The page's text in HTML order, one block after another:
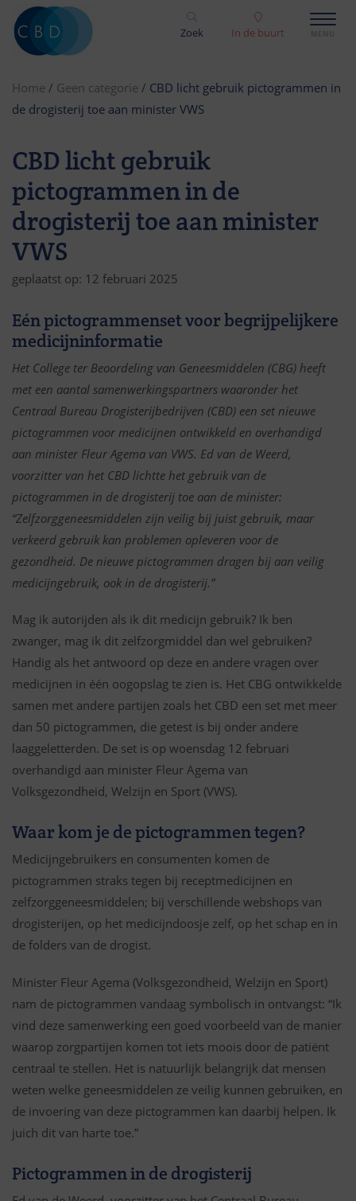
Zoek In de buurt
Home / Geen categorie / CBD licht gebruik pictogrammen in
de drogisterij toe aan minister VWS
CBD licht gebruik
pictogrammen in de
drogisterij toe aan minister
VWS
geplaatst op: 12 februari 2025
Eén pictogrammenset voor begrijpelijkere
medicijninformatie
Het College ter Beoordeling van Geneesmiddelen (CBG) heeft
met een aantal samenwerkingspartners waaronder het
Centraal Bureau Drogisterijbedrijven (CBD) een set nieuwe
pictogrammen voor medicijnen ontwikkeld en overhandigd
aan minister Fleur Agema van VWS. Ed van de Weerd,
voorzitter van het CBD lichtte het gebruik van de
pictogrammen in de drogisterij toe aan de minister:
“Zelfzorggeneesmiddelen zijn veilig bij juist gebruik, maar
verkeerd gebruik kan problemen opleveren voor de
gezondheid. De nieuwe pictogrammen dragen bij aan veilig
medicijngebruik, ook in de drogisterij.”
Mag ik autorijden als ik dit medicijn gebruik? Ik ben
zwanger, mag ik dit zelfzorgmiddel dan wel gebruiken?
Handig als het antwoord op deze en andere vragen over
medicijnen in één oogopslag te zien is. Het CBG ontwikkelde
samen met andere partijen zoals het CBD een set met meer
dan 50 pictogrammen, die getest is bij onder andere
laaggeletterden. De set is op woensdag 12 februari
overhandigd aan minister Fleur Agema van
Volksgezondheid, Welzijn en Sport (VWS).
Waar kom je de pictogrammen tegen?
Medicijngebruikers en consumenten komen de
pictogrammen straks tegen bij receptmedicijnen en
zelfzorggeneesmiddelen; bij verschillende webshops van
drogisterijen, op het medicijndoosje zelf, op het schap en in
de folders van de drogist.
Minister Fleur Agema (Volksgezondheid, Welzijn en Sport)
nam de pictogrammen vandaag symbolisch in ontvangst: “Ik
vind deze samenwerking een goed voorbeeld van de manier
waarop zorgpartijen komen tot iets moois door de patiënt
centraal te stellen. Het is natuurlijk belangrijk dat mensen
weten welke geneesmiddelen ze veilig kunnen gebruiken, en
de invoering van deze pictogrammen kan daarbij helpen. Ik
juich dit van harte toe.”
Pictogrammen in de drogisterij